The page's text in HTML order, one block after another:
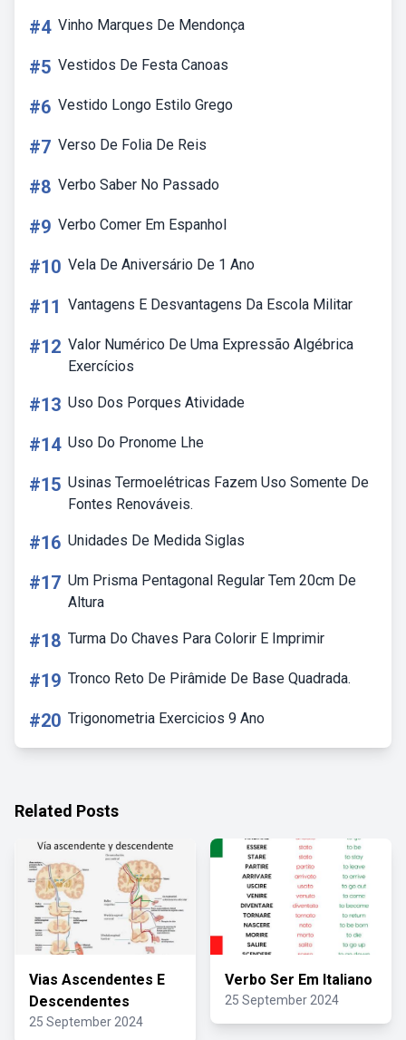
#4 Vinho Marques De Mendonça
#5 Vestidos De Festa Canoas
#6 Vestido Longo Estilo Grego
#7 Verso De Folia De Reis
#8 Verbo Saber No Passado
#9 Verbo Comer Em Espanhol
#10 Vela De Aniversário De 1 Ano
#11 Vantagens E Desvantagens Da Escola Militar
#12 Valor Numérico De Uma Expressão Algébrica
Exercícios
#13 Uso Dos Porques Atividade
#14 Uso Do Pronome Lhe
#15 Usinas Termoelétricas Fazem Uso Somente De
Fontes Renováveis.
#16 Unidades De Medida Siglas
#17 Um Prisma Pentagonal Regular Tem 20cm De
Altura
#18 Turma Do Chaves Para Colorir E Imprimir
#19 Tronco Reto De Pirâmide De Base Quadrada.
#20 Trigonometria Exercicios 9 Ano
Related Posts
Vias Ascendentes E
Descendentes
25 September 2024
Verbo Ser Em Italiano
25 September 2024